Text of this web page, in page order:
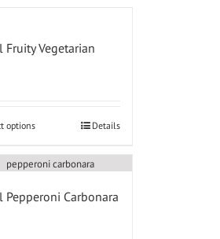
Fruity Vegetarian
options Details
Pepperoni Carbonara